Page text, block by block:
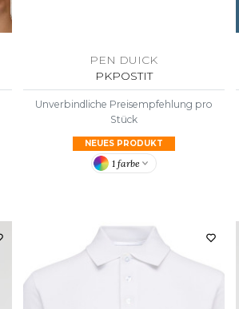
PEN DUICK
PKPOSTIT
Unverbindliche Preisempfehlung pro
Stück
NEUES PRODUKT
1 farbe